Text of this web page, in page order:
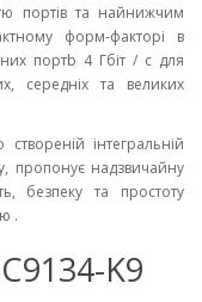
портів та найнижчим
форм-факторі в
портb 4 Гбіт / с для
середніх та великих
інтегральній
пропонує надзвичайну
безпеку та простоту
.
K9